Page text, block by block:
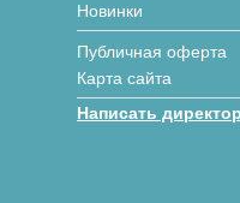
Новинки
Публичная оферта
Карта сайта
Написать